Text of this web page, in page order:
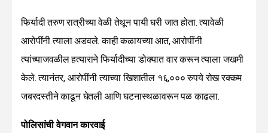
फिर्यादी तरुण रात्रीच्या वेळी तेथून पायी घरी जात होता. त्यावेळी
आरोपींनी त्याला अडवले. काही कळायच्या आत, आरोपींनी
त्यांच्याजवळील हत्याराने फिर्यादीच्या डोक्यात वार करून त्याला जखमी
केले. त्यानंतर, आरोपींनी त्याच्या खिशातील १६,००० रुपये रोख रक्कम
जबरदस्तीने काढून घेतली आणि घटनास्थळावरून पळ काढला.
पोलिसांची वेगवान कारवाई